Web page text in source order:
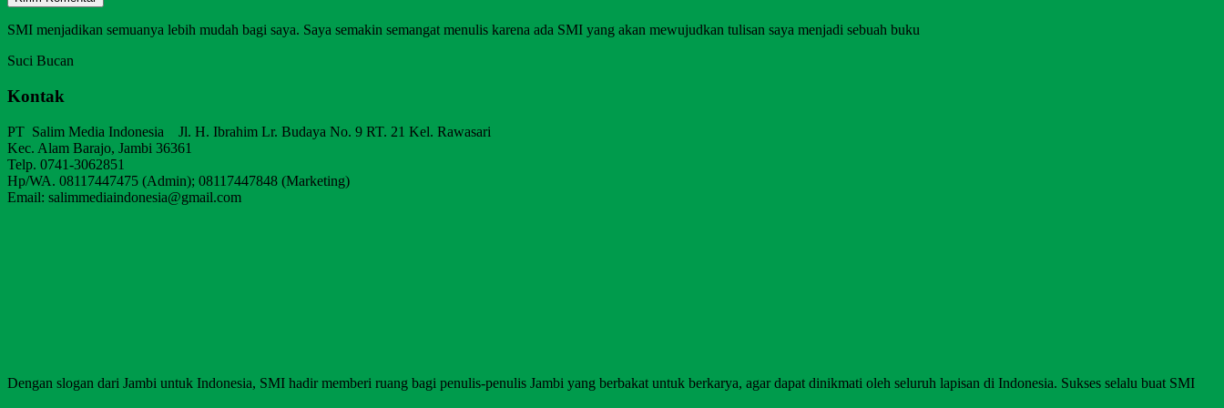
SMI menjadikan semuanya lebih mudah bagi saya. Saya semakin semangat menulis karena ada SMI yang akan mewujudkan tulisan saya menjadi sebuah buku
Suci Bucan
Kontak
PT Salim Media Indonesia Jl. H. Ibrahim Lr. Budaya No. 9 RT. 21 Kel. Rawasari
Kec. Alam Barajo, Jambi 36361
Telp. 0741-3062851
Hp/WA. 08117447475 (Admin); 08117447848 (Marketing)
Email: salimmediaindonesia@gmail.com
Dengan slogan dari Jambi untuk Indonesia, SMI hadir memberi ruang bagi penulis-penulis Jambi yang berbakat untuk berkarya, agar dapat dinikmati oleh seluruh lapisan di Indonesia. Sukses selalu buat SMI